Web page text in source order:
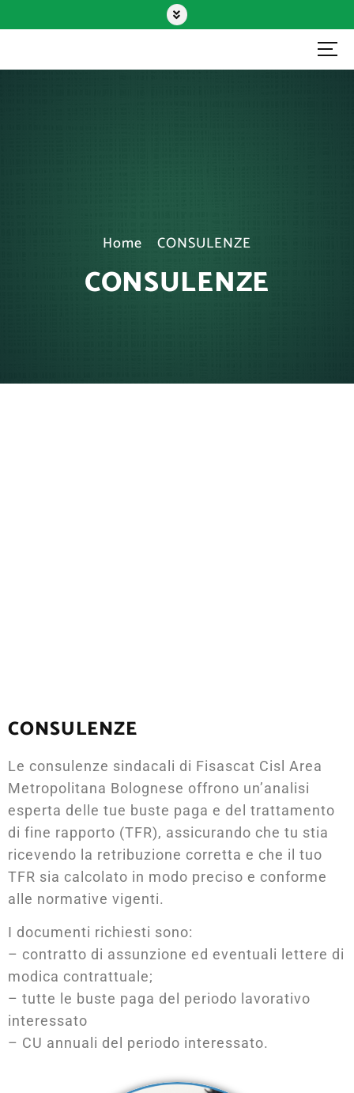
Bolognese
Home CONSULENZE
CONSULENZE
CONSULENZE
Le consulenze sindacali di Fisascat Cisl Area
Metropolitana Bolognese offrono un’analisi
esperta delle tue buste paga e del trattamento
di fine rapporto (TFR), assicurando che tu stia
ricevendo la retribuzione corretta e che il tuo
TFR sia calcolato in modo preciso e conforme
alle normative vigenti.
I documenti richiesti sono:
– contratto di assunzione ed eventuali lettere di
modica contrattuale;
– tutte le buste paga del periodo lavorativo
interessato
– CU annuali del periodo interessato.